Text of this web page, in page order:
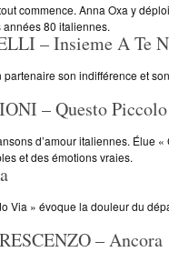
commence. Anna Oxa y
80 italiennes.
– Insieme A Te
son indifférence et
– Questo
d’amour italiennes. Élue
et des émotions vraies.
Via » évoque la douleur du
– Ancora